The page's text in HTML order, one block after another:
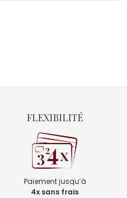
FLEXIBILITÉ
Paiement jusqu’à
4x sans frais